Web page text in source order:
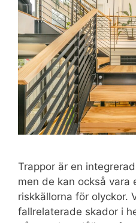
Trappor är en
men de kan också vara
riskkällorna för olyckor.
fallrelaterade skador i